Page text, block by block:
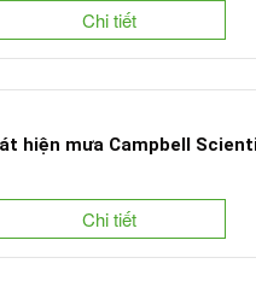
Chi tiết
hiện mưa Campbell
Chi tiết